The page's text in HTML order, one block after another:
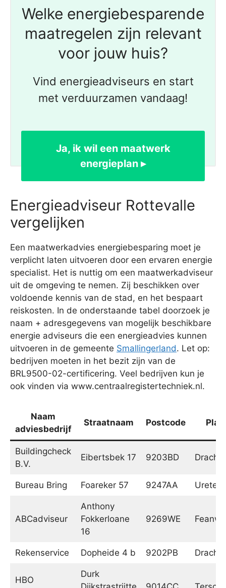
Welke energiebesparende
maatregelen zijn relevant
voor jouw huis?
Vind energieadviseurs en start
met verduurzamen vandaag!
Ja, ik wil een maatwerk
energieplan ▸
Energieadviseur Rottevalle
vergelijken
Een maatwerkadvies energiebesparing moet je
verplicht laten uitvoeren door een ervaren energie
specialist. Het is nuttig om een maatwerkadviseur
uit de omgeving te nemen. Zij beschikken over
voldoende kennis van de stad, en het bespaart
reiskosten. In de onderstaande tabel doorzoek je
naam + adresgegevens van mogelijk beschikbare
energie adviseurs die een energieadvies kunnen
uitvoeren in de gemeente Smallingerland. Let op:
bedrijven moeten in het bezit zijn van de
BRL9500-02-certificering. Veel bedrijven kun je
ook vinden via www.centraalregistertechniek.nl.
Naam
adviesbedrijf
Straatnaam Postcode
Buildingcheck
B.V.
Eibertsbek 17 9203BD
Bureau Bring Foareker 57 9247AA Ureterp
ABCadviseur
Anthony
Fokkerloane
16
9269WE
Rekenservice Dopheide 4 b 9202PB
HBO
Durk